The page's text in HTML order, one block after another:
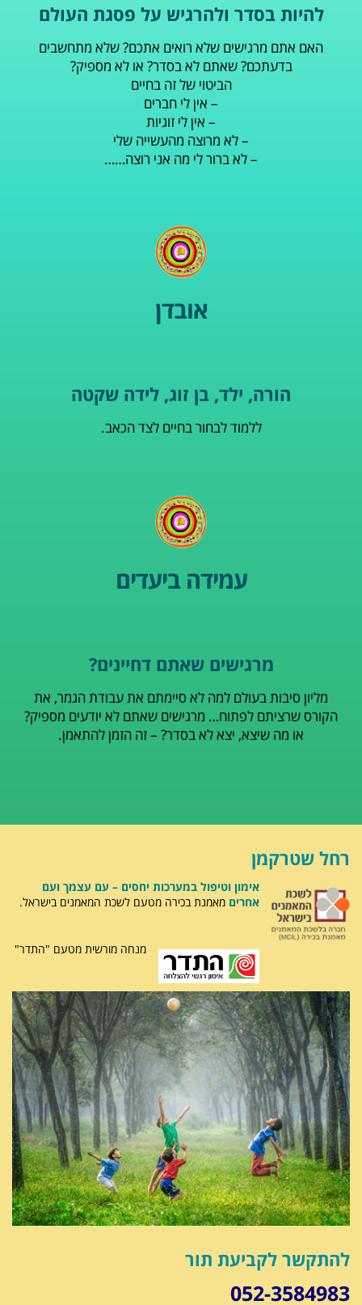
להיות בסדר ולהרגיש על פסגת העולם
האם אתם מרגישים שלא רואים אתכם? שלא מתחשבים
בדעתכם? שאתם לא בסדר? או לא מספיק?
הביטוי של זה בחיים
– אין לי חברים
– אין לי זוגיות
– לא מרוצה מהעשייה שלי
– לא ברור לי מה אני רוצה……
אובדן
הורה, ילד, בן זוג, לידה שקטה
ללמוד לבחור בחיים לצד הכאב.
עמידה ביעדים
מרגישים שאתם דחיינים?
מליון סיבות בעולם למה לא סיימתם את עבודת הגמר, את
הקורס שרציתם לפתוח… מרגישים שאתם לא יודעים מספיק?
או מה שיצא, יצא לא בסדר? – זה הזמן להתאמן.
רחל שטרקמן
אימון וטיפול במערכות יחסים – עם עצמך ועם
אחרים מאמנת בכירה מטעם לשכת המאמנים בישראל.
מנחה מורשית מטעם "התדר"
להתקשר לקביעת תור
052-3584983